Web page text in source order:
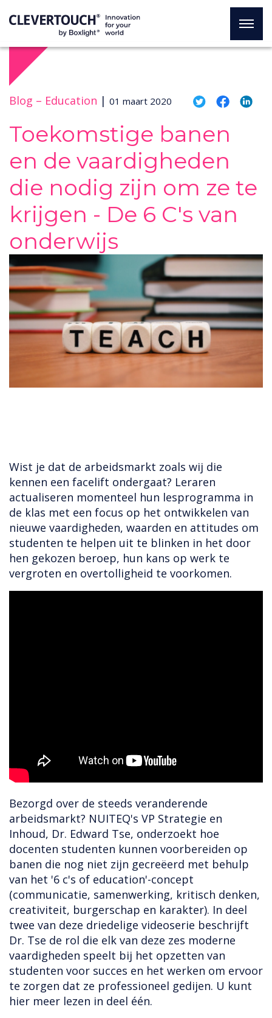
Blog – Education | 01 maart 2020
Toekomstige banen
en de vaardigheden
die nodig zijn om ze te
krijgen - De 6 C's van
onderwijs
Wist je dat de arbeidsmarkt zoals wij die
kennen een facelift ondergaat? Leraren
actualiseren momenteel hun lesprogramma in
de klas met een focus op het ontwikkelen van
nieuwe vaardigheden, waarden en attitudes om
studenten te helpen uit te blinken in het door
hen gekozen beroep, hun kans op werk te
vergroten en overtolligheid te voorkomen.
Bezorgd over de steeds veranderende
arbeidsmarkt? NUITEQ's VP Strategie en
Inhoud, Dr. Edward Tse, onderzoekt hoe
docenten studenten kunnen voorbereiden op
banen die nog niet zijn gecreëerd met behulp
van het '6 c's of education'-concept
(communicatie, samenwerking, kritisch denken,
creativiteit, burgerschap en karakter). In deel
twee van deze driedelige videoserie beschrijft
Dr. Tse de rol die elk van deze zes moderne
vaardigheden speelt bij het opzetten van
studenten voor succes en het werken om ervoor
te zorgen dat ze professioneel gedijen. U kunt
hier meer lezen in deel één.